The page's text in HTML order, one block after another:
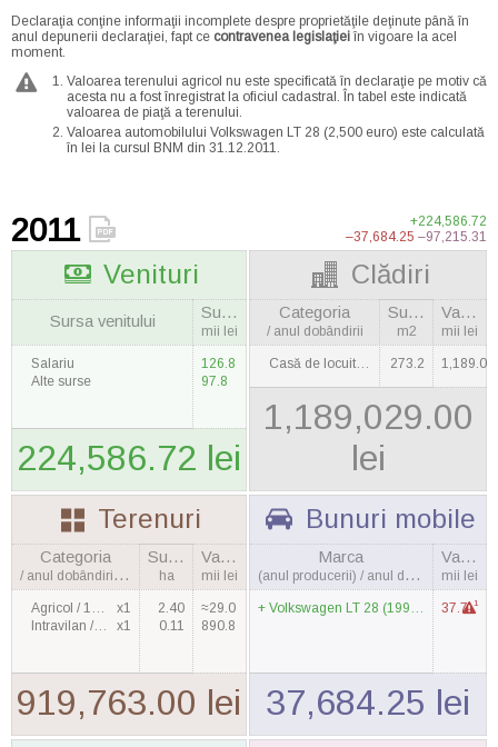
Declaraţia conţine informaţii incomplete despre proprietăţile deţinute până în
anul depunerii declaraţiei, fapt ce contravenea legislaţieiîn vigoare la acel
moment.
Valoarea terenului agricol nu este specificată în declaraţie pe motiv că
acesta nu a fost înregistrat la oficiul cadastral. În tabel este indicată
valoarea de piaţă a terenului.
Valoarea automobilului Volkswagen LT 28 (2,500 euro) este calculată
în lei la cursul BNM din 31.12.2011.
2011
+224,586.72
–37,684.25 –97,215.31
Venituri
Sursa venitului Suma
mii lei
Salariu
Alte surse
126.8
97.8
224,586.72 lei
Clădiri
Categoria
/ anul dobândirii
Suprafaţa
m2
Valoarea
mii lei
Casă de locuit / 2007 273.2 1,189.0
1,189,029.00
lei
Terenuri
Categoria
/ anul dobândirii, cantitatea
Suprafaţa
ha
Valoarea
mii lei
Agricol / 1998
x1
Intravilan / 2003
x1
2.40
0.11
≈29.0
890.8
919,763.00 lei
Bunuri mobile
Marca
(anul producerii) / anul dobândirii
Valoarea
mii lei
Volkswagen LT 28 (1999) / 2011 37.7 1
37,684.25 lei